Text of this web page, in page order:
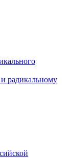
радикальному